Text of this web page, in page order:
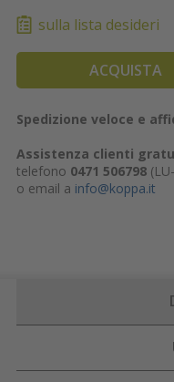
sulla lista desideri
ACQUISTA
Spedizione veloce e
Assistenza clienti
telefono 0471 506798
o email a info@koppa.it